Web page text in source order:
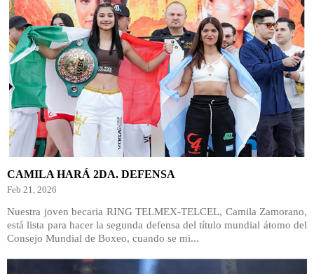
CAMILA HARÁ 2DA. DEFENSA
Feb 21, 2026
Nuestra joven becaria RING TELMEX-TELCEL, Camila Zamorano,
está lista para hacer la segunda defensa del título mundial átomo del
Consejo Mundial de Boxeo, cuando se mi...